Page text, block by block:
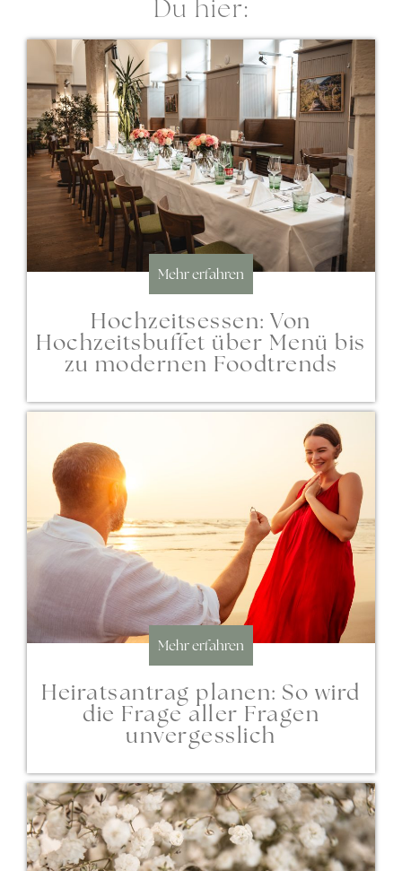
Du hier:
Mehr erfahren
Hochzeitsessen: Von
Hochzeitsbuffet über Menü bis
zu modernen Foodtrends
Mehr erfahren
Heiratsantrag planen: So wird
die Frage aller Fragen
unvergesslich